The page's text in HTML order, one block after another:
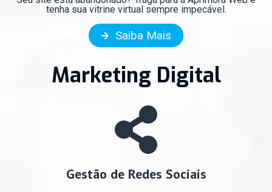
tenha sua vitrine virtual sempre impecável.
Saiba Mais
Marketing Digital
Gestão de Redes Sociais